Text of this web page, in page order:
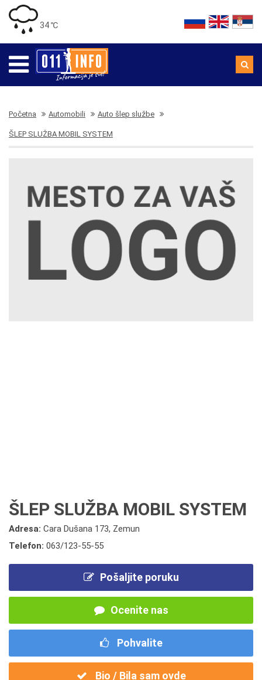
34 ℃
Početna Automobili Auto šlep službe
ŠLEP SLUŽBA MOBIL SYSTEM
ŠLEP SLUŽBA MOBIL SYSTEM
Adresa: Cara Dušana 173, Zemun
Telefon: 063/123-55-55
Pošaljite poruku
Ocenite nas
Pohvalite
Bio / Bila sam ovde